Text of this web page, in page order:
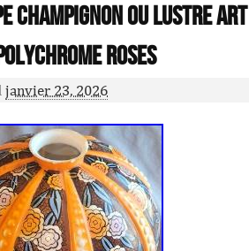
champignon ou lustre art
ROSES
janvier 23, 2026